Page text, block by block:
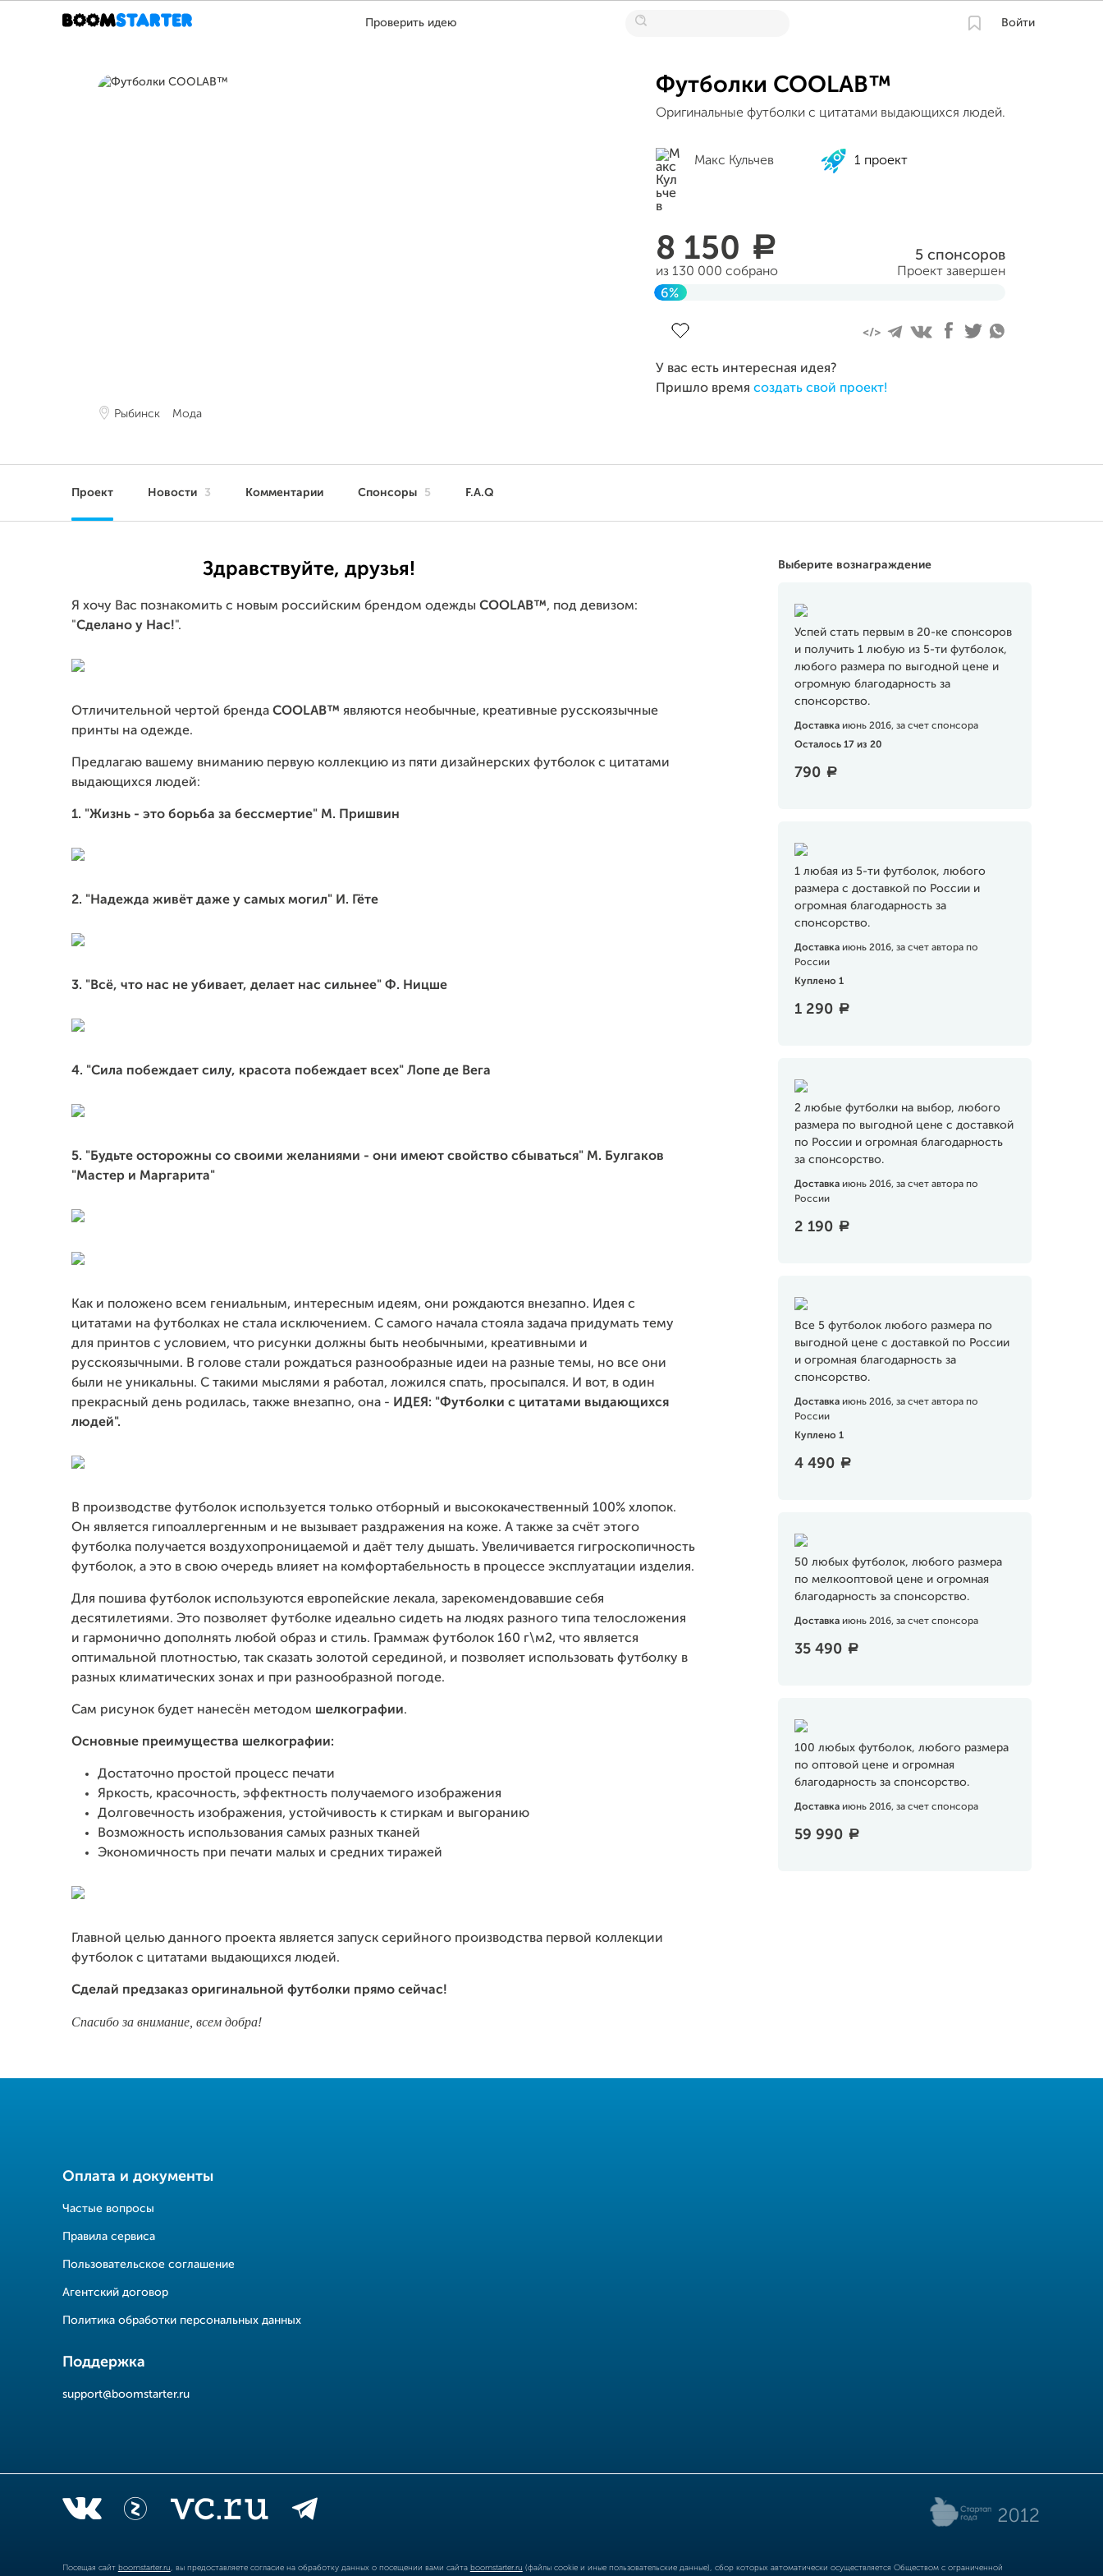
Проверить идею Войти
Рыбинск Мода
Футболки COOLAB™
Оригинальные футболки с цитатами выдающихся людей.
Макс Кульчев 1 проект
8 150 a
из 130 000 собрано
5 спонсоров
Проект завершен
6%
У вас есть интересная идея?
Пришло время создать свой проект!
Проект Новости 3 Комментарии Спонсоры 5 F.A.Q
Выберите вознаграждение
Успей стать первым в 20-ке спонсоров
и получить 1 любую из 5-ти футболок,
любого размера по выгодной цене и
огромную благодарность за
спонсорство.
Доставка июнь 2016, за счет спонсора
Осталось 17 из 20
790 a
1 любая из 5-ти футболок, любого
размера с доставкой по России и
огромная благодарность за
спонсорство.
Доставка июнь 2016, за счет автора по
России
Куплено 1
1 290 a
2 любые футболки на выбор, любого
размера по выгодной цене с доставкой
по России и огромная благодарность
за спонсорство.
Доставка июнь 2016, за счет автора по
России
2 190 a
Все 5 футболок любого размера по
выгодной цене с доставкой по России
и огромная благодарность за
спонсорство.
Доставка июнь 2016, за счет автора по
России
Куплено 1
4 490 a
50 любых футболок, любого размера
по мелкооптовой цене и огромная
благодарность за спонсорство.
Доставка июнь 2016, за счет спонсора
35 490 a
100 любых футболок, любого размера
по оптовой цене и огромная
благодарность за спонсорство.
Доставка июнь 2016, за счет спонсора
59 990 a
Здравствуйте, друзья!
Я хочу Вас познакомить с новым российским брендом одежды COOLAB™, под девизом:
"Сделано у Нас!".
Отличительной чертой бренда COOLAB™ являются необычные, креативные русскоязычные
принты на одежде.
Предлагаю вашему вниманию первую коллекцию из пяти дизайнерских футболок с цитатами
выдающихся людей:
1. "Жизнь - это борьба за бессмертие" М. Пришвин
2. "Надежда живёт даже у самых могил" И. Гёте
3. "Всё, что нас не убивает, делает нас сильнее" Ф. Ницше
4. "Сила побеждает силу, красота побеждает всех" Лопе де Вега
5. "Будьте осторожны со своими желаниями - они имеют свойство сбываться" М. Булгаков
"Мастер и Маргарита"
Как и положено всем гениальным, интересным идеям, они рождаются внезапно. Идея с
цитатами на футболках не стала исключением. С самого начала стояла задача придумать тему
для принтов с условием, что рисунки должны быть необычными, креативными и
русскоязычными. В голове стали рождаться разнообразные идеи на разные темы, но все они
были не уникальны. С такими мыслями я работал, ложился спать, просыпался. И вот, в один
прекрасный день родилась, также внезапно, она - ИДЕЯ: "Футболки с цитатами выдающихся
людей".
В производстве футболок используется только отборный и высококачественный 100% хлопок.
Он является гипоаллергенным и не вызывает раздражения на коже. А также за счёт этого
футболка получается воздухопроницаемой и даёт телу дышать. Увеличивается гигроскопичность
футболок, а это в свою очередь влияет на комфортабельность в процессе эксплуатации изделия.
Для пошива футболок используются европейские лекала, зарекомендовавшие себя
десятилетиями. Это позволяет футболке идеально сидеть на людях разного типа телосложения
и гармонично дополнять любой образ и стиль. Граммаж футболок 160 г\м2, что является
оптимальной плотностью, так сказать золотой серединой, и позволяет использовать футболку в
разных климатических зонах и при разнообразной погоде.
Сам рисунок будет нанесён методом шелкографии.
Основные преимущества шелкографии:
Достаточно простой процесс печати
Яркость, красочность, эффектность получаемого изображения
Долговечность изображения, устойчивость к стиркам и выгоранию
Возможность использования самых разных тканей
Экономичность при печати малых и средних тиражей
Главной целью данного проекта является запуск серийного производства первой коллекции
футболок с цитатами выдающихся людей.
Сделай предзаказ оригинальной футболки прямо сейчас!
Спасибо за внимание, всем добра!
Оплата и документы
Частые вопросы
Правила сервиса
Пользовательское соглашение
Агентский договор
Политика обработки персональных данных
Поддержка
support@boomstarter.ru
Посещая сайт boomstarter.ru , вы предоставляете согласие на обработку данных о посещении вами сайта boomstarter.ru (файлы cookie и иные пользовательские данные), сбор которых автоматически осуществляется Обществом с ограниченной